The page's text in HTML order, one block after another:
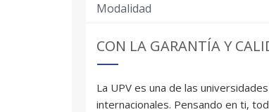
Modalidad
CON LA GARANTÍA Y
La UPV es una de las
internacionales. Pensando en ti,